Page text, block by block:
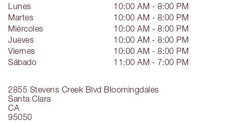
2855 Stevens Creek Blvd Bloomingdales
Santa Clara
CA
95050
Lunes
10:00 AM - 8:00 PM
Martes
10:00 AM - 8:00 PM
Miércoles
10:00 AM - 8:00 PM
Jueves
10:00 AM - 8:00 PM
Viernes
10:00 AM - 8:00 PM
Sábado
11:00 AM - 7:00 PM